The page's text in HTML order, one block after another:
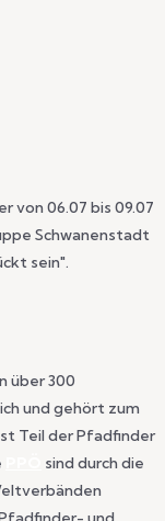
von 06.07 bis 09.07
Schwanenstadt
sein".
über 300
und gehört zum
Teil der Pfadfinder
sind durch die